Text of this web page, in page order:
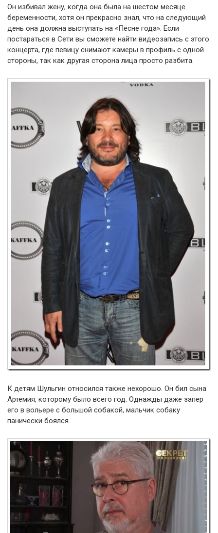
Он избивал жену, когда она была на шестом месяце
беременности, хотя он прекрасно знал, что на следующий
день она должна выступать на «Песне года». Если
постараться в Сети вы сможете найти видеозапись с этого
концерта, где певицу снимают камеры в профиль с одной
стороны, так как другая сторона лица просто разбита.
К детям Шульгин относился также нехорошо. Он бил сына
Артемия, которому было всего год. Однажды даже запер
его в вольере с большой собакой, мальчик собаку
панически боялся.